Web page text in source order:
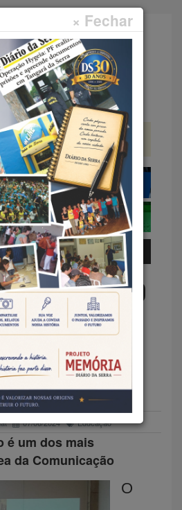
× Fechar
Menu
- JORNALISMO
APRESENTA
NO INTERCOM
OESTE
07/06/2024 Educação
é um dos mais
da Comunicação
O